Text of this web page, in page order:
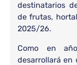
destinatarios
de frutas,
2025/26.
Como en
desarrollará en